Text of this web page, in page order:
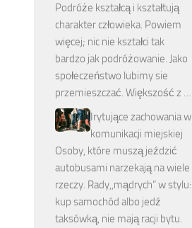
Podróże kształcą i kształtują
charakter człowieka. Powiem
więcej; nic nie kształci tak
bardzo jak podróżowanie. Jako
społeczeństwo lubimy sie
przemieszczać. Większość z …
Irytujące zachowania w
komunikacji miejskiej
Osoby, które muszą jeździć
autobusami narzekają na wiele
rzeczy. Rady,,mądrych” w stylu:
kup samochód albo jedź
taksówką, nie mają racji bytu.